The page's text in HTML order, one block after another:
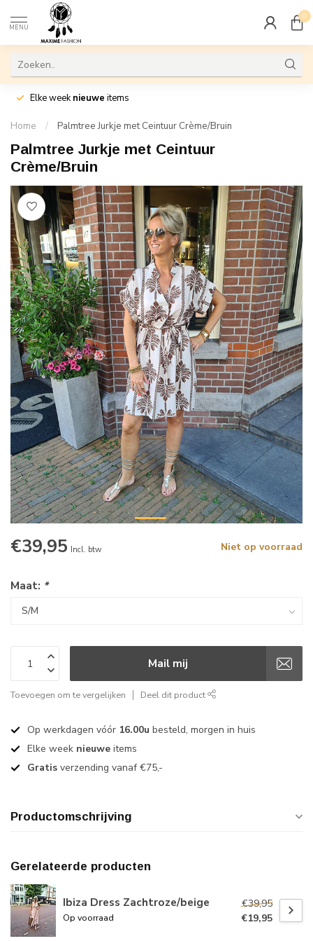
MENU
0
Elke weeknieuwe items
Home / Palmtree Jurkje met Ceintuur Crème/Bruin
Palmtree Jurkje met Ceintuur
Crème/Bruin
€39,95 Incl. btw Niet op voorraad
Maat: *
Mail mij
Toevoegen om te vergelijken Deel dit product
Op werkdagen vóór 16.00u besteld, morgen in huis
Elke week nieuwe items
Gratis verzending vanaf €75,-
Productomschrijving
Gerelateerde producten
Ibiza Dress Zachtroze/beige
Op voorraad
€39,95
€19,95